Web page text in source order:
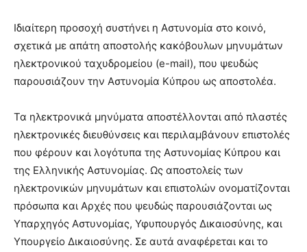
Ιδιαίτερη προσοχή συστήνει η Αστυνομία στο κοινό,
σχετικά με απάτη αποστολής κακόβουλων μηνυμάτων
ηλεκτρονικού ταχυδρομείου (e-mail), που ψευδώς
παρουσιάζουν την Αστυνομία Κύπρου ως αποστολέα.
Τα ηλεκτρονικά μηνύματα αποστέλλονται από πλαστές
ηλεκτρονικές διευθύνσεις και περιλαμβάνουν επιστολές
που φέρουν και λογότυπα της Αστυνομίας Κύπρου και
της Ελληνικής Αστυνομίας. Ως αποστολείς των
ηλεκτρονικών μηνυμάτων και επιστολών ονοματίζονται
πρόσωπα και Αρχές που ψευδώς παρουσιάζονται ως
Υπαρχηγός Αστυνομίας, Υφυπουργός Δικαιοσύνης, και
Υπουργείο Δικαιοσύνης. Σε αυτά αναφέρεται και το